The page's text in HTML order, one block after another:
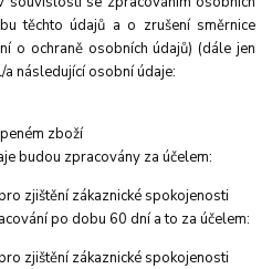
těchto údajů a o zrušení směrnice
o ochraně osobních údajů) (dále jen
následující osobní údaje:
zboží
budou zpracovány za účelem:
zjištění zákaznické spokojenosti
po dobu 60 dní a to za účelem:
zjištění zákaznické spokojenosti